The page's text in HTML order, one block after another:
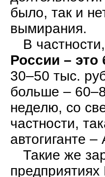
было, так и
вымирания.
В
России –
30–50 тыс.
больше –
неделю, со
частности,
автогиганте
Такие же